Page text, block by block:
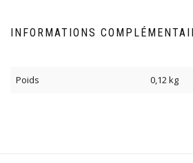
INFORMATIONS
Poids 0,12 kg